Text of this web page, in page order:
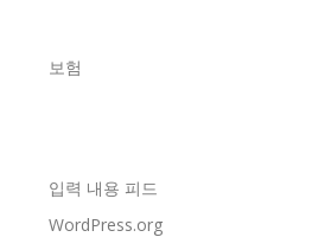
보험
입력 내용 피드
WordPress.org